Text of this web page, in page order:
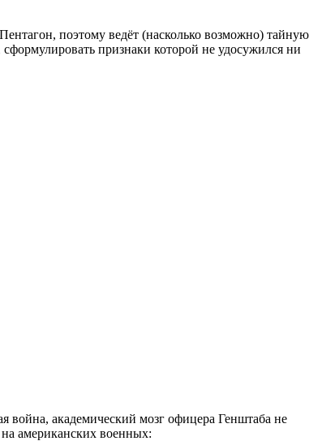
поэтому ведёт (насколько возможно) тайную
признаки которой не удосужился ни
академический мозг офицера Генштаба не
американских военных: